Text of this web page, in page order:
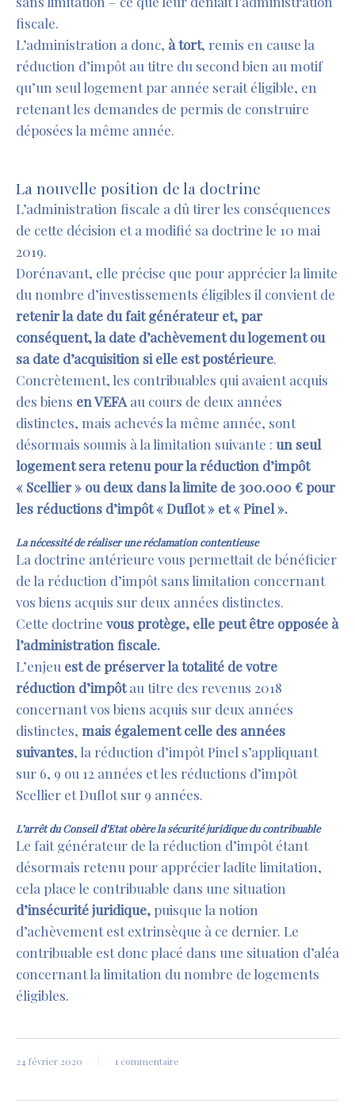
fiscale.
L’administration a donc, à tort, remis en cause la
réduction d’impôt au titre du second bien au motif
qu’un seul logement par année serait éligible, en
retenant les demandes de permis de construire
déposées la même année.
La nouvelle position de la doctrine
L’administration fiscale a dû tirer les conséquences
de cette décision et a modifié sa doctrine le 10 mai
2019.
Dorénavant, elle précise que pour apprécier la limite
du nombre d’investissements éligibles il convient de
retenir la date du fait générateur et, par
conséquent, la date d’achèvement du logement ou
sa date d’acquisition si elle est postérieure.
Concrètement, les contribuables qui avaient acquis
des biens en VEFA au cours de deux années
distinctes, mais achevés la même année, sont
désormais soumis à la limitation suivante : un seul
logement sera retenu pour la réduction d’impôt
« Scellier » ou deux dans la limite de 300.000€pour
les réductions d’impôt « Duflot » et« Pinel ».
La nécessité de réaliser une réclamation contentieuse
La doctrine antérieure vous permettait de bénéficier
de la réduction d’impôt sans limitation concernant
vos biens acquis sur deux années distinctes.
Cette doctrine vous protège, elle peut être opposée à
l’administration fiscale.
L’enjeu est de préserver la totalité de votre
réduction d’impôtau titre des revenus 2018
concernant vos biens acquis sur deux années
distinctes, mais également celle des années
suivantes, la réduction d’impôt Pinel s’appliquant
sur 6, 9 ou 12 années et les réductions d’impôt
Scellier et Duflot sur 9 années.
L’arrêt du Conseil d’Etat obère la sécurité juridiquedu contribuable
Le fait générateur de la réduction d’impôt étant
désormais retenu pour apprécier ladite limitation,
cela place le contribuable dans une situation
d’insécurité juridique, puisque la notion
d’achèvement est extrinsèque à ce dernier. Le
contribuable est donc placé dans une situation d’aléa
concernant la limitation du nombre de logements
éligibles.
24 février 2020 1 commentaire